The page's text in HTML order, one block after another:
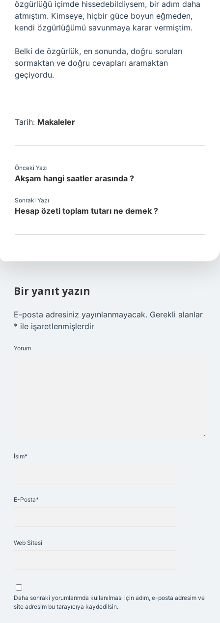
özgürlüğü içimde hissedebildiysem, bir adım daha
atmıştım. Kimseye, hiçbir güce boyun eğmeden,
kendi özgürlüğümü savunmaya karar vermiştim.
Belki de özgürlük, en sonunda, doğru soruları
sormaktan ve doğru cevapları aramaktan
geçiyordu.
Tarih: Makaleler
Önceki Yazı
Akşam hangi saatler arasında ?
Sonraki Yazı
Hesap özeti toplam tutarı ne demek ?
Bir yanıt yazın
E-posta adresiniz yayınlanmayacak. Gerekli alanlar
* ile işaretlenmişlerdir
Yorum
İsim*
E-Posta*
Web Sitesi
Daha sonraki yorumlarımda kullanılması için adım, e-posta adresim ve
site adresim bu tarayıcıya kaydedilsin.